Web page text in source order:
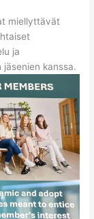
miellyttävät
ja
kanssa.